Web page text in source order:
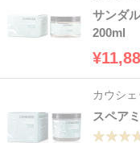
サンダ
200ml
カウシェ
スペア